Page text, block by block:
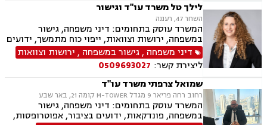
לילך טל משרד עו"ד וגישור
השחר 47, רעננה
המשרד עוסק בתחומים: דיני משפחה, גישור
במשפחה, ירושות וצוואות, ייפוי כוח מתמשך, ידועים
בציבור, אפוטרופסות, הסכמי ממון, מזונות, משמורת,
גירושין, הורות חד מינית, נישואים אזרחיים, ידועים
בציבור, חלוקת רכוש, מעמד אישי, תיאום הורי, זמני
שהות, עסקאות מתנה, גישור ובוררויות, גישור עסקי,
דיני חברות, סכסוך בין בעלי מניות, דיני צרכנות
ותיירות, משפט אזרחי, סכסוך שכנים.
דיני משפחה ,גישור במשפחה , ירושות וצוואות
ליצירת קשר: 0509693027
שמואל צרפתי משרד עו"ד
רחוב רחה פריאר 9 מגדל M-TOWER קומה 21, באר שבע
המשרד עוסק בתחומים: דיני משפחה, גישור
במשפחה, פונדקאות, ידועים בציבור, אפוטרופסות,